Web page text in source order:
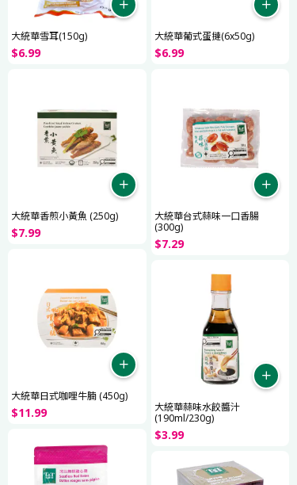
大統華雪耳(150g)
$6.99
大統華葡式蛋撻(6x50g)
$6.99
大統華香煎小黃魚 (250g)
$7.99
大統華台式蒜味一口香腸
(300g)
$7.29
大統華日式咖哩牛腩 (450g)
$11.99
大統華蒜味水餃醬汁
(190ml/230g)
$3.99